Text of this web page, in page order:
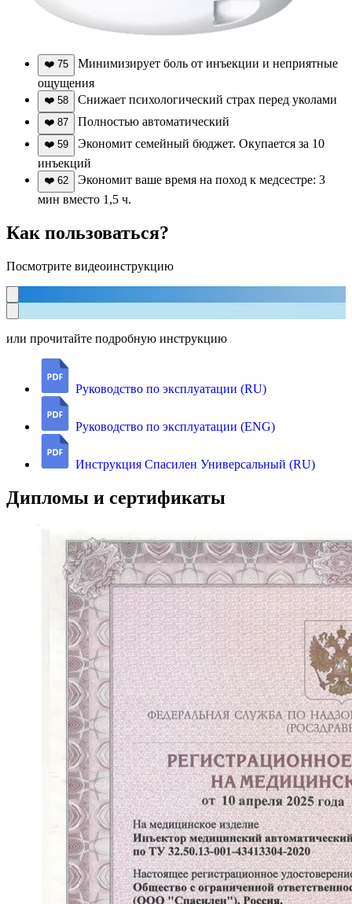
❤️ 75
Минимизирует боль от инъекции и неприятные
ощущения
❤️ 58 Снижает психологический страх перед уколами
❤️ 87 Полностью автоматический
❤️ 59
Экономит семейный бюджет. Окупается за 10
инъекций
❤️ 62
Экономит ваше время на поход к медсестре: 3
мин вместо 1,5 ч.
Как пользоваться?
Посмотрите видеоинструкцию
или прочитайте подробную инструкцию
Руководство по эксплуатации (RU)
Руководство по эксплуатации (ENG)
Инструкция Спасилен Универсальный (RU)
Дипломы и сертификаты